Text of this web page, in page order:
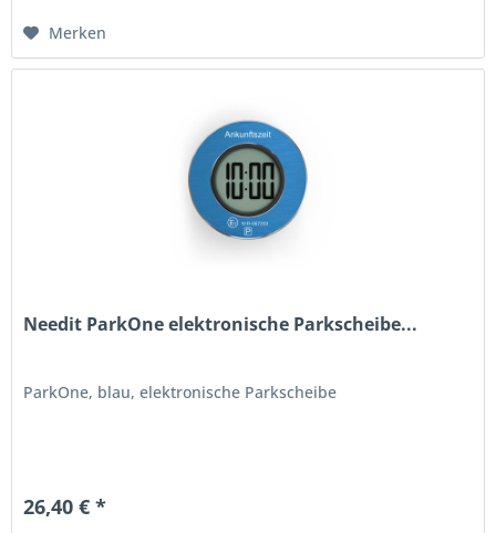
Merken
Needit ParkOne elektronische Parkscheibe...
ParkOne, blau, elektronische Parkscheibe
26,40 € *